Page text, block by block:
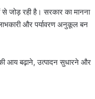
जोड़ रही है। सरकार का मानना
और पर्यावरण अनुकूल बन
आय बढ़ाने, उत्पादन सुधारने और